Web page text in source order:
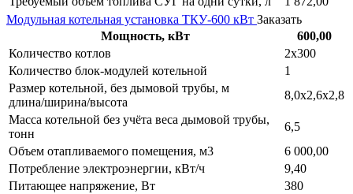
Модульная котельная установка ТКУ-600 кВт Заказать
Мощность, кВт
600,00
Количество котлов
2х300
Количество блок-модулей котельной
1
Размер котельной, без дымовой трубы, м
длина/ширина/высота
8,0х2,6х2,8
Масса котельной без учёта веса дымовой трубы,
тонн
6,5
Объем отапливаемого помещения, м3
6 000,00
Потребление электроэнергии, кВт/ч
9,40
Питающее напряжение, Вт
380